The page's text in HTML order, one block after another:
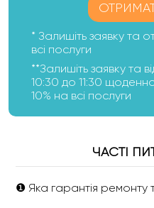
* Залишіть заявку та
всі послуги
**Залишіть заявку та
10:30 до 11:30
10% на всі послуги
ЧАСТІ
❶ Яка гарантія ремонту